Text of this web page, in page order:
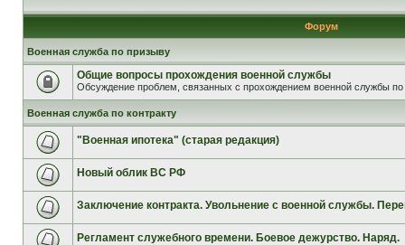
Форум
Военная служба по призыву
Общие вопросы прохождения военной службы
Обсуждение проблем, связанных с прохождением военной службы по
Военная служба по контракту
"Военная ипотека" (старая редакция)
Новый облик ВС РФ
Заключение контракта. Увольнение с военной службы.
Регламент служебного времени. Боевое дежурство. Наряд.